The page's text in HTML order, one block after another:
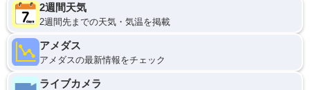
2週間天気
2週間先までの天気・気温を掲載
アメダス
アメダスの最新情報をチェック
ライブカメラ